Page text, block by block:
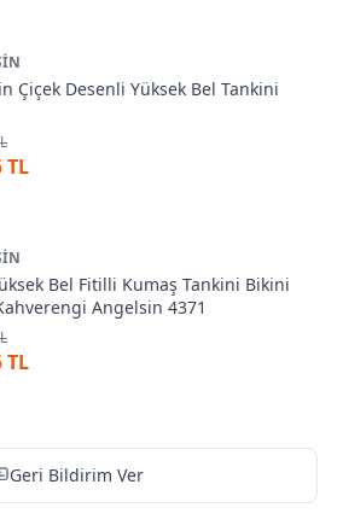
Çiçek Desenli Yüksek Bel Tankini
TL
Bel Fitilli Kumaş Tankini Bikini
Angelsin 4371
TL
Geri Bildirim Ver